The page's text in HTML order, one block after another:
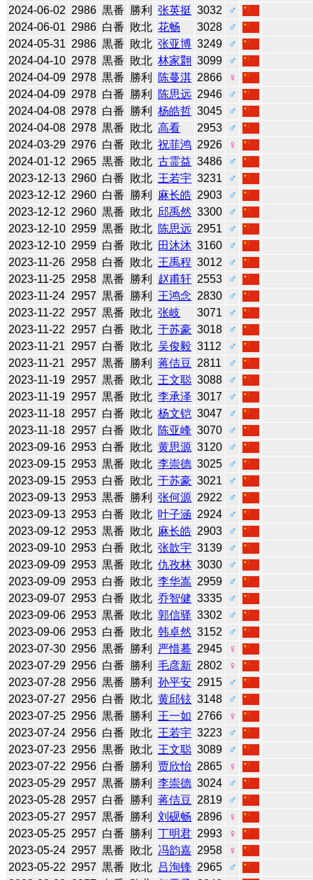
2024-06-02 2986 黒番 勝利 张英挺 3032
♂
2024-06-01 2986 白番 敗北 花畅 3028
♂
2024-05-31 2986 黒番 敗北 张亚博 3249
♂
2024-04-10 2978 黒番 敗北 林家翾 3099
♂
2024-04-09 2978 黒番 勝利 陈蔓淇 2866
♀
2024-04-09 2978 白番 勝利 陈思远 2946
♂
2024-04-08 2978 白番 勝利 杨皓哲 3045
♂
2024-04-08 2978 黒番 敗北 高看 2953
♂
2024-03-29 2976 白番 敗北 祝菲鸿 2926
♀
2024-01-12 2965 黒番 敗北 古霊益 3486
♂
2023-12-13 2960 白番 敗北 王若宇 3231
♂
2023-12-12 2960 白番 勝利 麻长皓 2903
♂
2023-12-12 2960 黒番 敗北 邱禹然 3300
♂
2023-12-10 2959 黒番 敗北 陈思远 2951
♂
2023-12-10 2959 白番 敗北 田沐沐 3160
♂
2023-11-26 2958 白番 敗北 王禹程 3012
♂
2023-11-25 2958 黒番 勝利 赵甫轩 2553
♂
2023-11-24 2957 黒番 勝利 王鸿念 2830
♂
2023-11-22
2957 黒番 敗北 张岐 3071
♂
2023-11-22
2957 白番 敗北 于苏豪 3018
♂
2023-11-21
2957 白番 敗北 吴俊毅 3112
♂
2023-11-21
2957 黒番 勝利 蒋佶豆 2811
♂
2023-11-19 2957 黒番 敗北 王文聪 3088
♂
2023-11-19 2957 黒番 敗北 李承泽 3017
♂
2023-11-18 2957 白番 敗北 杨文铠 3047
♂
2023-11-18 2957 白番 敗北 陈亚峰 3070
♂
2023-09-16 2953 白番 敗北 黄思源 3120
♂
2023-09-15 2953 黒番 敗北 李崇德 3025
♂
2023-09-15 2953 白番 敗北 于苏豪 3021
♂
2023-09-13 2953 黒番 勝利 张何源 2922
♂
2023-09-13 2953 白番 敗北 叶子涵 2924
♂
2023-09-12 2953 黒番 敗北 麻长皓 2903
♂
2023-09-10 2953 白番 敗北 张歆宇 3139
♂
2023-09-09 2953 黒番 敗北 仇孜林 3030
♂
2023-09-09 2953 白番 敗北 李华嵩 2959
♂
2023-09-07 2953 白番 敗北 乔智健 3335
♂
2023-09-06 2953 黒番 敗北 郭信驿 3302
♂
2023-09-06 2953 白番 敗北 韩卓然 3152
♂
2023-07-30 2956 黒番 勝利 严惜蓦 2945
♀
2023-07-29 2956 白番 勝利 毛彦新 2802
♀
2023-07-28 2956 黒番 勝利 孙平安 2915
♂
2023-07-27 2956 白番 敗北 黄邱铉 3148
♂
2023-07-25 2956 黒番 勝利 王一如 2766
♀
2023-07-24 2956 白番 敗北 王若宇 3223
♂
2023-07-23 2956 黒番 敗北 王文聪 3089
♂
2023-07-22 2956 白番 勝利 贾欣怡 2865
♀
2023-05-29 2957 黒番 勝利 李崇德 3024
♂
2023-05-28 2957 白番 勝利 蒋佶豆 2819
♂
2023-05-27 2957 黒番 勝利 刘砚畅 2896
♀
2023-05-25 2957 白番 勝利 丁明君 2993
♀
2023-05-24 2957 黒番 敗北 冯韵嘉 2958
♀
2023-05-22 2957 黒番 敗北 吕洵锋 2965
♂